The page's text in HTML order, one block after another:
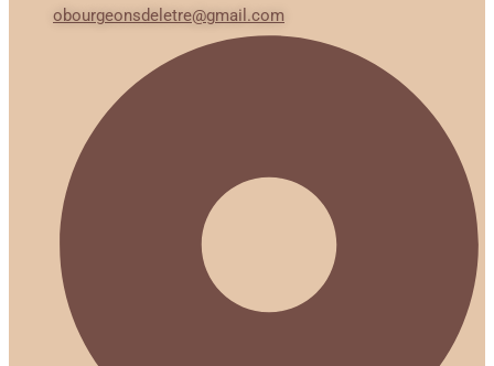
obourgeonsdeletre@gmail.com